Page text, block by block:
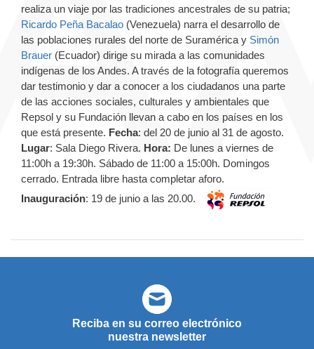
realiza un viaje por las tradiciones ancestrales de su patria;
Ricardo Peña Bacalao (Venezuela) narra el desarrollo de
las poblaciones rurales del norte de Suramérica y Simón
Brauer (Ecuador) dirige su mirada a las comunidades
indígenas de los Andes. A través de la fotografía queremos
dar testimonio y dar a conocer a los ciudadanos una parte
de las acciones sociales, culturales y ambientales que
Repsol y su Fundación llevan a cabo en los países en los
que está presente. Fecha: del 20 de junio al 31 de agosto.
Lugar: Sala Diego Rivera. Hora: De lunes a viernes de
11:00h a 19:30h. Sábado de 11:00 a 15:00h. Domingos
cerrado. Entrada libre hasta completar aforo.
Inauguración: 19 de junio a las 20.00.
Reciba en su correo electrónico
nuestra newsletter